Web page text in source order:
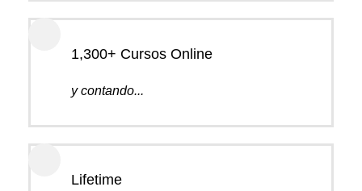
1,300+ Cursos Online
y contando...
Lifetime